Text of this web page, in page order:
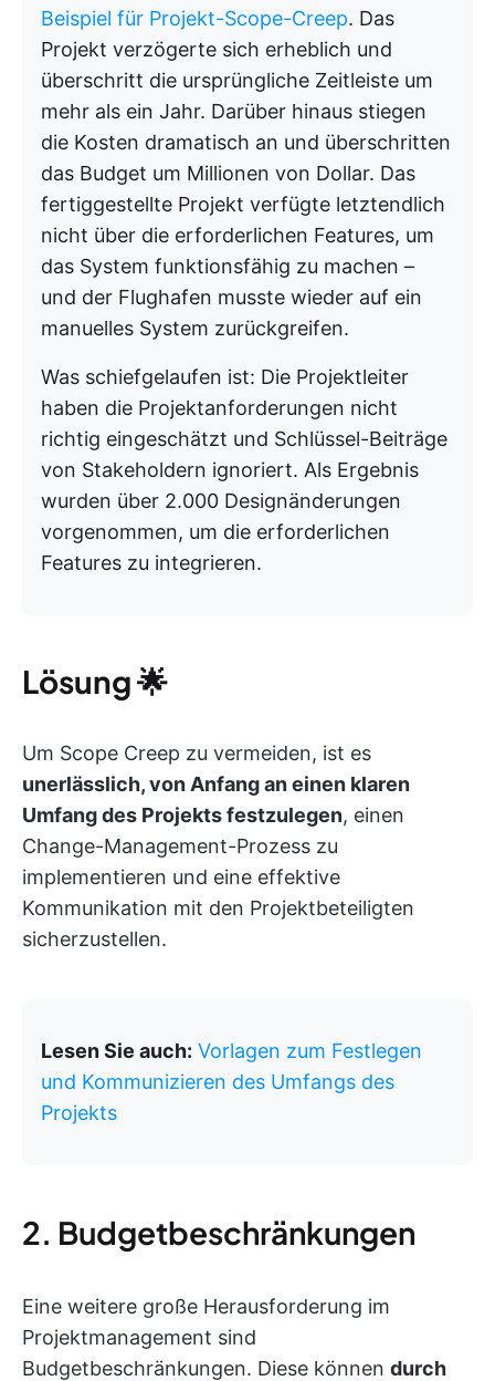
Beispiel für Projekt-Scope-Creep. Das
Projekt verzögerte sich erheblich und
überschritt die ursprüngliche Zeitleiste um
mehr als ein Jahr. Darüber hinaus stiegen
die Kosten dramatisch an und überschritten
das Budget um Millionen von Dollar. Das
fertiggestellte Projekt verfügte letztendlich
nicht über die erforderlichen Features, um
das System funktionsfähig zu machen –
und der Flughafen musste wieder auf ein
manuelles System zurückgreifen.
Was schiefgelaufen ist: Die Projektleiter
haben die Projektanforderungen nicht
richtig eingeschätzt und Schlüssel-Beiträge
von Stakeholdern ignoriert. Als Ergebnis
wurden über 2.000 Designänderungen
vorgenommen, um die erforderlichen
Features zu integrieren.
Lösung🌟
Um Scope Creep zu vermeiden, ist es
unerlässlich, von Anfang an einen klaren
Umfang des Projekts festzulegen, einen
Change-Management-Prozess zu
implementieren und eine effektive
Kommunikation mit den Projektbeteiligten
sicherzustellen.
Lesen Sie auch: Vorlagen zum Festlegen
und Kommunizieren des Umfangs des
Projekts
2. Budgetbeschränkungen
Eine weitere große Herausforderung im
Projektmanagement sind
Budgetbeschränkungen. Diese können durch